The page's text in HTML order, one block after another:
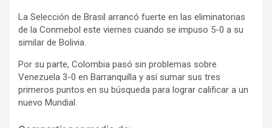
La Selección de Brasil arrancó fuerte en las eliminatorias
de la Conmebol este viernes cuando se impuso 5-0 a su
similar de Bolivia.
Por su parte, Colombia pasó sin problemas sobre
Venezuela 3-0 en Barranquilla y así sumar sus tres
primeros puntos en su búsqueda para lograr calificar a un
nuevo Mundial.